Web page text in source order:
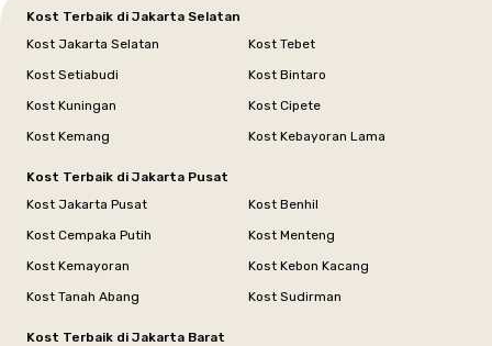
Kost Terbaik di Jakarta Selatan
Kost Jakarta Selatan
Kost Tebet
Kost Setiabudi
Kost Bintaro
Kost Kuningan
Kost Cipete
Kost Kemang
Kost Kebayoran Lama
Kost Terbaik di Jakarta Pusat
Kost Jakarta Pusat
Kost Benhil
Kost Cempaka Putih
Kost Menteng
Kost Kemayoran
Kost Kebon Kacang
Kost Tanah Abang
Kost Sudirman
Kost Terbaik di Jakarta Barat